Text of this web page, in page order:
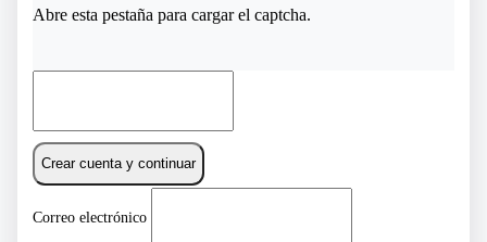
Abre esta pestaña para cargar el captcha.
Crear cuenta y continuar
Correo electrónico